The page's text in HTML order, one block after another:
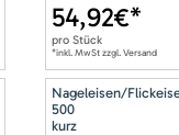
54,92€*
proStück
*inkl. MwSt zzgl. Versand
Nageleisen/
500
kurz